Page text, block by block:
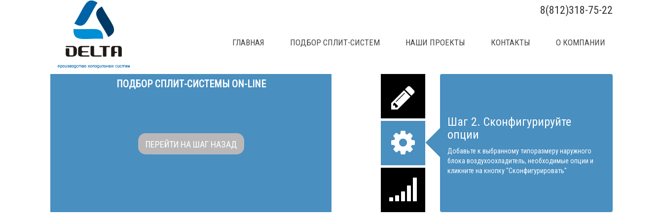
8(812)318-75-22
ГЛАВНАЯ ПОДБОР СПЛИТ-СИСТЕМ НАШИ ПРОЕКТЫ КОНТАКТЫ О КОМПАНИИ
ПОДБОР СПЛИТ-СИСТЕМЫ ON-LINE
ПЕРЕЙТИ НА ШАГ НАЗАД
Шаг 2. Сконфигурируйте
опции
Добавьте к выбранному типоразмеру наружного
блока воздухоохладитель, необходимые опции и
кликните на кнопку "Сконфигурировать"